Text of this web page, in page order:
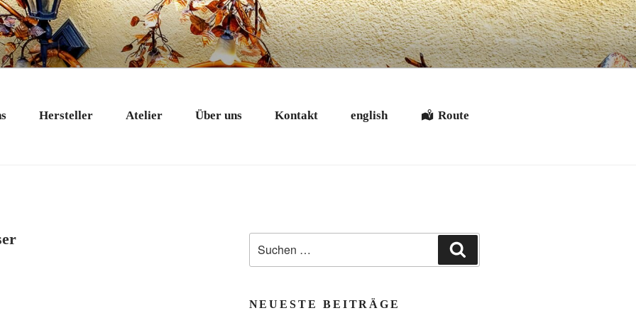
EXKLUSIV
in Bad Tölz
Hersteller Atelier Über uns Kontakt english Route
nach:
NEUESTE BEITRÄGE